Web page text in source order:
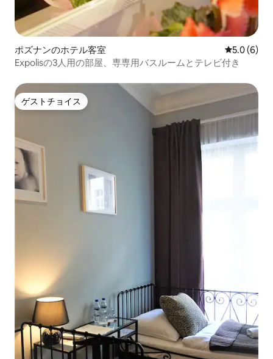
ポズナンのホテル客室 レビュー6
5.0 (6)
Expolisの3人用の部屋、専専用バスルームとテレビ付き
ゲストチョイス
ゲストチョイス